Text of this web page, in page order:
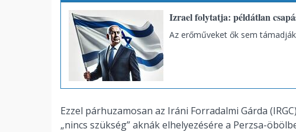
Izrael folytatja: példátlan
Az erőműveket ők sem
Ezzel párhuzamosan az Iráni Forradalmi Gárda
„nincs szükség” aknák elhelyezésére a Perzsa-